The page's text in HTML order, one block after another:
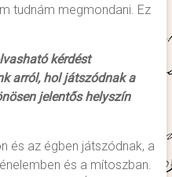
tudnám megmondani. Ez
kérdést
arról, hol játszódnak a
jelentős helyszín
és az égben játszódnak, a
és a mítoszban.